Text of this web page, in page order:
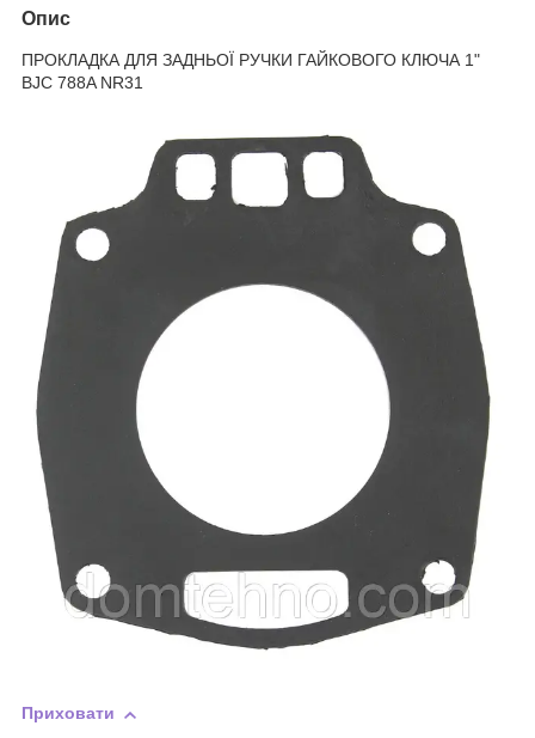
Опис
ПРОКЛАДКА ДЛЯ ЗАДНЬОЇ РУЧКИ ГАЙКОВОГО КЛЮЧА 1"
BJC 788A NR31
Приховати